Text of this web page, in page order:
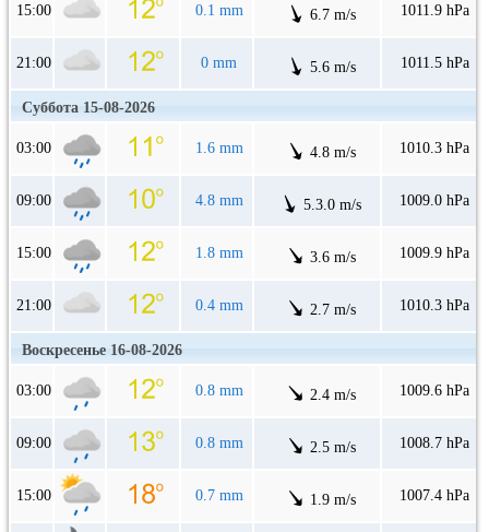
15:00 0.1 mm 6.7 m/s 1011.9 hPa
21:00 0 mm 5.6 m/s 1011.5 hPa
Суббота 15-08-2026
03:00 1.6 mm 4.8 m/s 1010.3 hPa
09:00 4.8 mm 5.3.0 m/s 1009.0 hPa
15:00 1.8 mm 3.6 m/s 1009.9 hPa
21:00 0.4 mm 2.7 m/s 1010.3 hPa
Воскресенье 16-08-2026
03:00 0.8 mm 2.4 m/s 1009.6 hPa
09:00 0.8 mm 2.5 m/s 1008.7 hPa
15:00 0.7 mm 1.9 m/s 1007.4 hPa